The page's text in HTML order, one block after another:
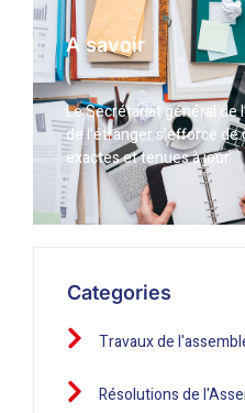
A savoir
Le Secrétariat général de
de l’étranger s’efforce
exactes et tenues à jour.
Categories
Travaux de
Résolutions de